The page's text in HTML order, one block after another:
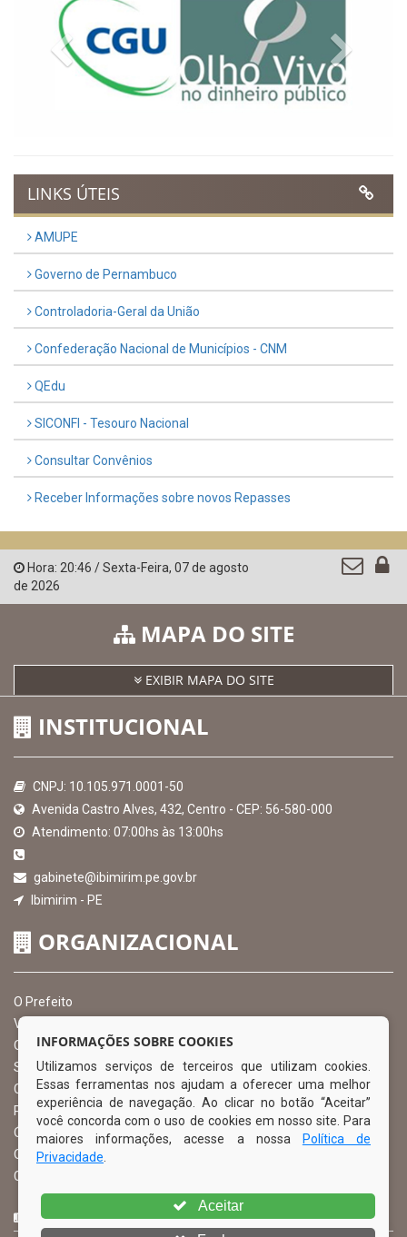
Previous
LINKS ÚTEIS
AMUPE
Governo de Pernambuco
Controladoria-Geral da União
Confederação Nacional de Municípios - CNM
QEdu
SICONFI - Tesouro Nacional
Consultar Convênios
Receber Informações sobre novos Repasses
Hora: 20:46 /Sexta-Feira, 07 de agosto
de 2026
MAPA DO SITE
EXIBIR MAPA DO SITE
INSTITUCIONAL
CNPJ: 10.105.971.0001-50
Avenida Castro Alves, 432, Centro - CEP: 56-580-000
Atendimento: 07:00hs às 13:00hs
gabinete@ibimirim.pe.gov.br
Ibimirim - PE
ORGANIZACIONAL
O Prefeito
Vice Prefeito
Ouvidoria Municipal
Serviço de Informação ao Cidadão – SIC
Chefe de Gabinete
Procuradoria Geral
Órgão de Controle Interno
Organograma
Comissão Permanente de Licitação – CPL
CURTA NOSSA FAN PAGE
INFORMAÇÕES SOBRE COOKIES
Utilizamos serviços de terceiros que utilizam cookies.
Essas ferramentas nos ajudam a oferecer uma melhor
experiência de navegação. Ao clicar no botão “Aceitar”
você concorda com o uso de cookies em nosso site. Para
maiores informações, acesse a nossa
Política de
Privacidade
Aceitar